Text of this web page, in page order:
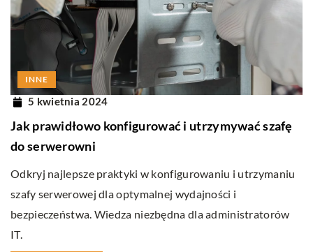
INNE
5 kwietnia 2024
Jak prawidłowo konfigurować i utrzymywać szafę
do serwerowni
Odkryj najlepsze praktyki w konfigurowaniu i utrzymaniu
szafy serwerowej dla optymalnej wydajności i
bezpieczeństwa. Wiedza niezbędna dla administratorów
IT.